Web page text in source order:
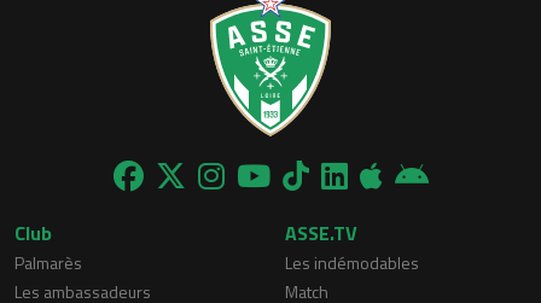
Club
Palmarès
Les ambassadeurs
ASSE.TV
Les indémodables
Match